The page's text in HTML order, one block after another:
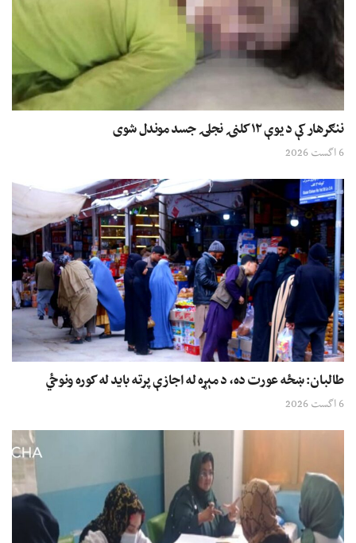
ننګرهار کې د یوې ۱۲ کلنۍ نجلۍ جسد موندل شوی
6 اگست 2026
طالبان: ښځه عورت ده، د مېړه له اجازې پرته باید له کوره ونوځي
6 اگست 2026